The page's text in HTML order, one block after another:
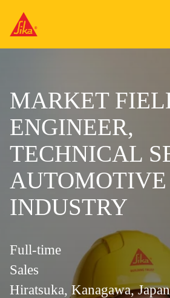
MARKET
ENGINEER,
TECHNICAL
INDUSTRY
Full-time
Sales
Hiratsuka, Kanagawa, Japan